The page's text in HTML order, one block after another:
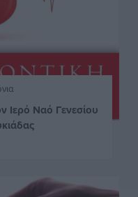
Ιερό Ναό Γενεσίου